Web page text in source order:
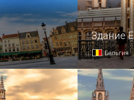
Здание
Бельгия